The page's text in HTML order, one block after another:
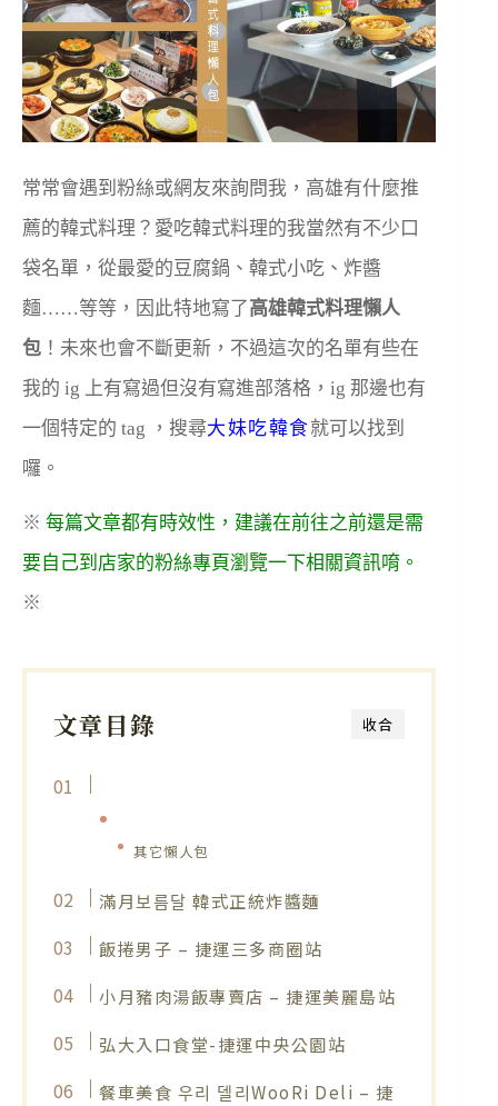
常常會遇到粉絲或網友來詢問我，高雄有什麼推
薦的韓式料理？愛吃韓式料理的我當然有不少口
袋名單，從最愛的豆腐鍋、韓式小吃、炸醬
麵……等等，因此特地寫了高雄韓式料理懶人
包 ！未來也會不斷更新，不過這次的名單有些在
我的 ig 上有寫過但沒有寫進部落格，ig 那邊也有
一個特定的 tag ，搜尋大妹吃韓食就可以找到
囉。
※ 每篇文章都有時效性，建議在前往之前還是需
要自己到店家的粉絲專頁瀏覽一下相關資訊唷。
※
收合
文章目錄
其它懶人包
滿月보름달 韓式正統炸醬麵
飯捲男子 – 捷運三多商圈站
小月豬肉湯飯專賣店 – 捷運美麗島站
弘大入口食堂-捷運中央公園站
餐車美食 우리 델리WooRi Deli – 捷